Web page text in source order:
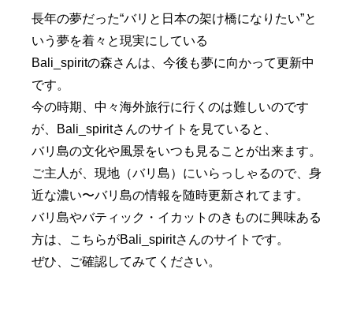
長年の夢だった“バリと日本の架け橋になりたい”と
いう夢を着々と現実にしている
Bali_spiritの森さんは、今後も夢に向かって更新中
です。
今の時期、中々海外旅行に行くのは難しいのです
が、Bali_spiritさんのサイトを見ていると、
バリ島の文化や風景をいつも見ることが出来ます。
ご主人が、現地（バリ島）にいらっしゃるので、身
近な濃い〜バリ島の情報を随時更新されてます。
バリ島やバティック・イカットのきものに興味ある
方は、こちらがBali_spiritさんのサイトです。
ぜひ、ご確認してみてください。